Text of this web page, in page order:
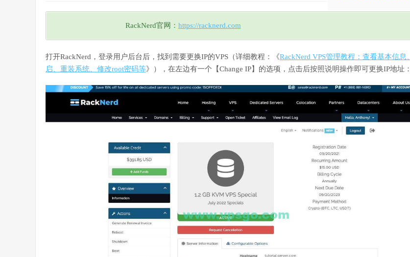
RackNerd官网： https://racknerd.com
打开RackNerd，登录用户后台后，找到需要更换IP的VPS（详细教程：《RackNerd VPS管理教程：查看基本信息
启、重装系统、修改root密码等》），在左边有一个【Change IP】的选项，点击后按照说明操作即可更换IP地址：